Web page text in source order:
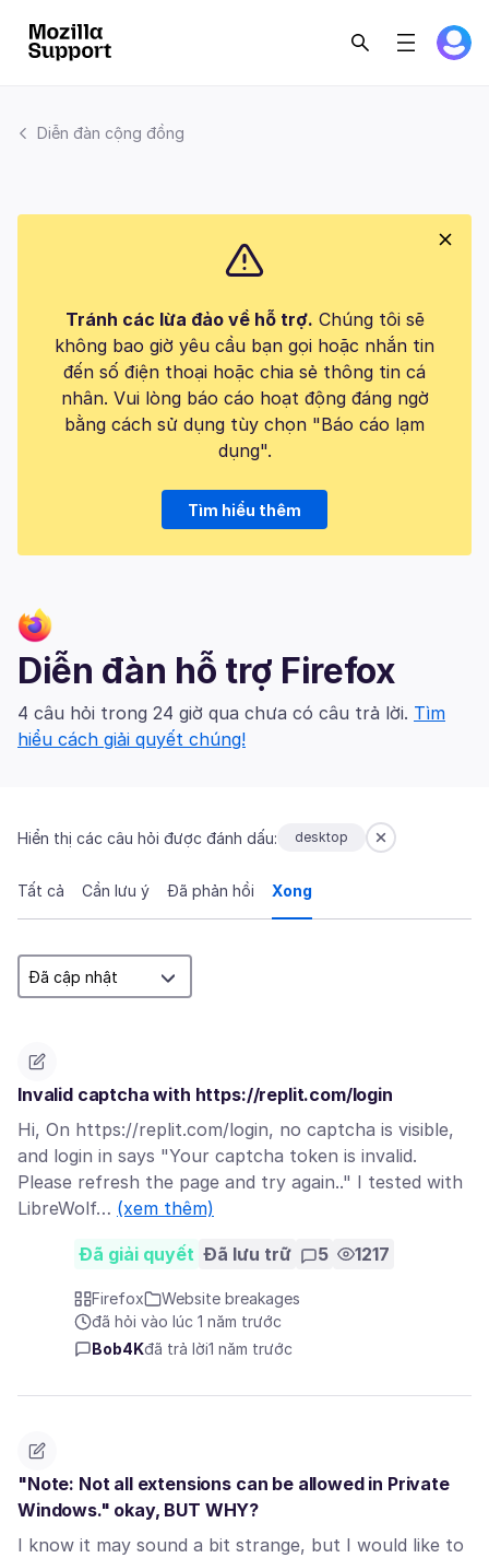
Diễn đàn cộng đồng
Tránh các lừa đảo về hỗ trợ. Chúng tôi sẽ
không bao giờ yêu cầu bạn gọi hoặc nhắn tin
đến số điện thoại hoặc chia sẻ thông tin cá
nhân. Vui lòng báo cáo hoạt động đáng ngờ
bằng cách sử dụng tùy chọn "Báo cáo lạm
dụng".
Tìm hiểu thêm
Diễn đàn hỗ trợ Firefox
4 câu hỏi trong 24 giờ qua chưa có câu trả lời. Tìm
hiểu cách giải quyết chúng!
Hiển thị các câu hỏi được đánh dấu: desktop
Tất cả Cần lưu ý Đã phản hồi Xong
Invalid captcha with https://replit.com/login
Hi, On https://replit.com/login, no captcha is visible,
and login in says "Your captcha token is invalid.
Please refresh the page and try again.." I tested with
LibreWolf… (xem thêm)
Đã giải quyết Đã lưu trữ 5 1217
Firefox
Website breakages
đã hỏi vào lúc 1 năm trước
Bob4Kđã trả lời1 năm trước
"Note: Not all extensions can be allowed in Private
Windows." okay, BUT WHY?
I know it may sound a bit strange, but I would like to